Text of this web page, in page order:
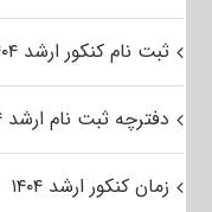
ثبت نام کنکور ارشد ۱۴۰۴
دفترچه ثبت نام ارشد ۱۴۰۴
زمان کنکور ارشد ۱۴۰۴